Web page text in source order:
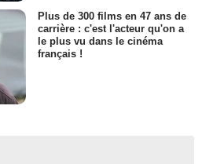
Plus de 300 films en 47 ans de
carrière : c'est l'acteur qu'on a
le plus vu dans le cinéma
français !